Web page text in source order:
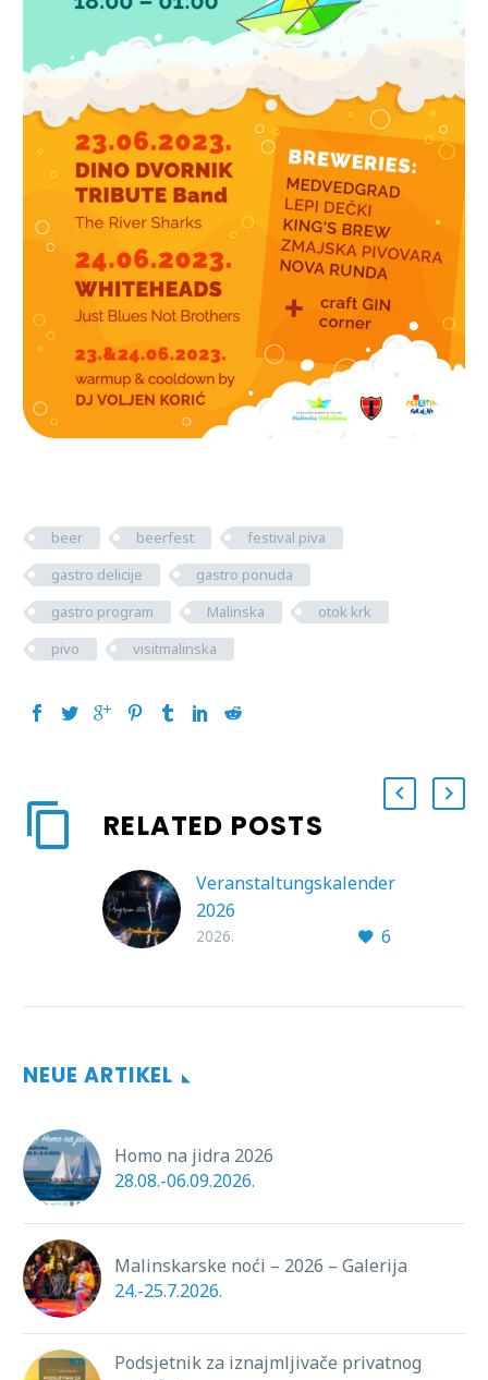
beer beerfest
festival piva
gastro delicije
gastro ponuda
gastro program
Malinska
otok krk
pivo
visitmalinska
RELATED POSTS
Veranstaltungskalender
2026
6
2026.
NEUE ARTIKEL
Homo na jidra 2026
28.08.-06.09.2026.
Malinskarske noći – 2026 – Galerija
24.-25.7.2026.
Podsjetnik za iznajmljivače privatnog